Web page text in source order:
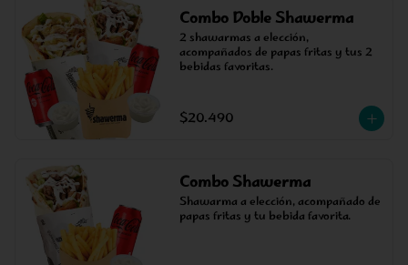
Combo Doble Shawerma
2 shawarmas a elección,
acompañados de papas fritas y tus 2
bebidas favoritas.
$20.490
Combo Shawerma
Shawarma a elección, acompañado de
papas fritas y tu bebida favorita.